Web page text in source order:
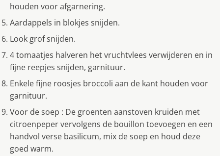
houden voor afgarnering.
Aardappels in blokjes snijden.
Look grof snijden.
4 tomaatjes halveren het vruchtvlees verwijderen en in
fijne reepjes snijden, garnituur.
Enkele fijne roosjes broccoli aan de kant houden voor
garnituur.
Voor de soep : De groenten aanstoven kruiden met
citroenpeper vervolgens de bouillon toevoegen en een
handvol verse basilicum, mix de soep en houd deze
goed warm.